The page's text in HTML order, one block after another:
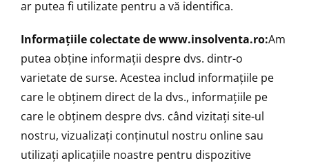
ar putea fi utilizate pentru a vă identifica.
Informaţiile colectate de www.insolventa.ro:Am
putea obţine informaţii despre dvs. dintr-o
varietate de surse. Acestea includ informaţiile pe
care le obţinem direct de la dvs., informaţiile pe
care le obţinem despre dvs. când vizitaţi site-ul
nostru, vizualizaţi conţinutul nostru online sau
utilizaţi aplicaţiile noastre pentru dispozitive